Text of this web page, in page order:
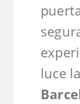
luce